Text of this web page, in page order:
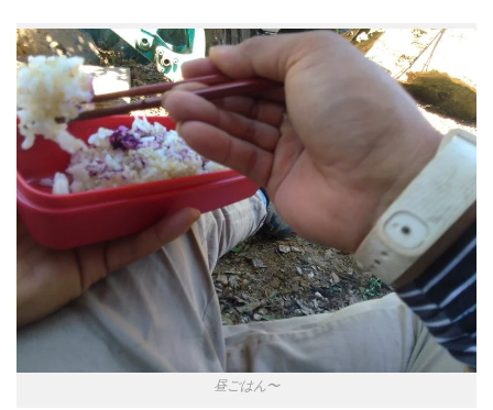
昼ごはん〜